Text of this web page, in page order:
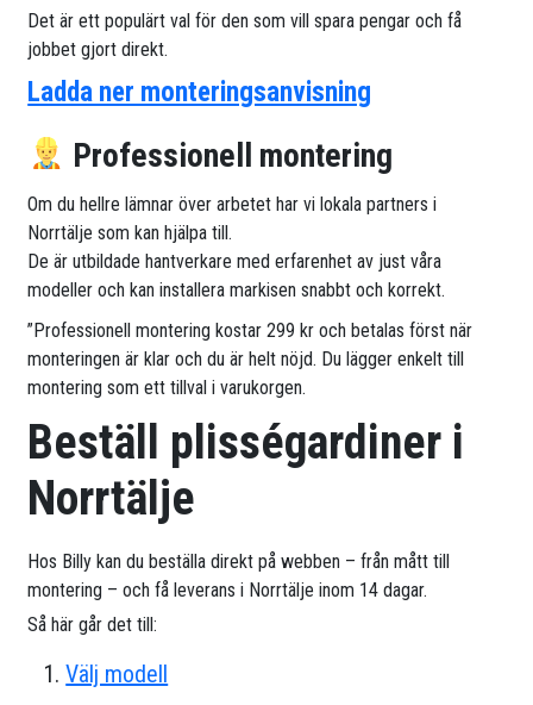
Det är ett populärt val för den som vill spara pengar och få
jobbet gjort direkt.
Ladda ner monteringsanvisning
Professionell montering
Om du hellre lämnar över arbetet har vi lokala partners i
Norrtälje som kan hjälpa till.
De är utbildade hantverkare med erfarenhet av just våra
modeller och kan installera markisen snabbt och korrekt.
”Professionell montering kostar 299 kr och betalas först när
monteringen är klar och du är helt nöjd. Du lägger enkelt till
montering som ett tillval i varukorgen.
Beställ plisségardiner i
Norrtälje
Hos Billy kan du beställa direkt på webben – från mått till
montering – och få leverans i Norrtälje inom 14 dagar.
Så här går det till:
Välj modell